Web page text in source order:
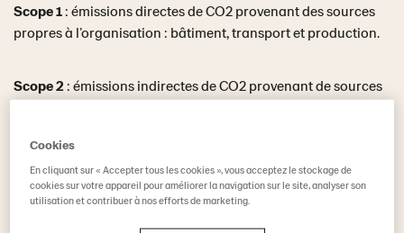
Scope 1 : émissions directes de CO2 provenant des sources
propres à l’organisation : bâtiment, transport et production.
Scope 2 : émissions indirectes de CO2 provenant de sources
électriques.
Scope 3: émissions indirectes de CO2 provenant des
activités commerciales d’une autre organisation. Par
Cookies
En cliquant sur « Accepter tous les cookies », vous acceptez le stockage de
cookies sur votre appareil pour améliorer la navigation sur le site, analyser son
utilisation et contribuer à nos efforts de marketing.